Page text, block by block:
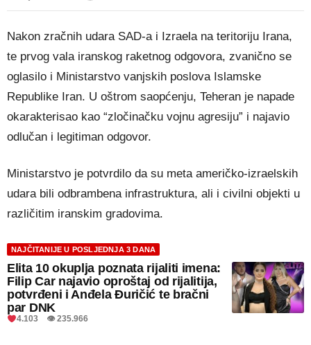
Nakon zračnih udara SAD-a i Izraela na teritoriju Irana,
te prvog vala iranskog raketnog odgovora, zvanično se
oglasilo i Ministarstvo vanjskih poslova Islamske
Republike Iran. U oštrom saopćenju, Teheran je napade
okarakterisao kao “zločinačku vojnu agresiju” i najavio
odlučan i legitiman odgovor.
Ministarstvo je potvrdilo da su meta američko-izraelskih
udara bili odbrambena infrastruktura, ali i civilni objekti u
različitim iranskim gradovima.
NAJČITANIJE U POSLJEDNJA 3 DANA
Elita 10 okuplja poznata rijaliti imena:
Filip Car najavio oproštaj od rijalitija,
potvrđeni i Anđela Đuričić te bračni
par DNK
4.103 👁 235.966